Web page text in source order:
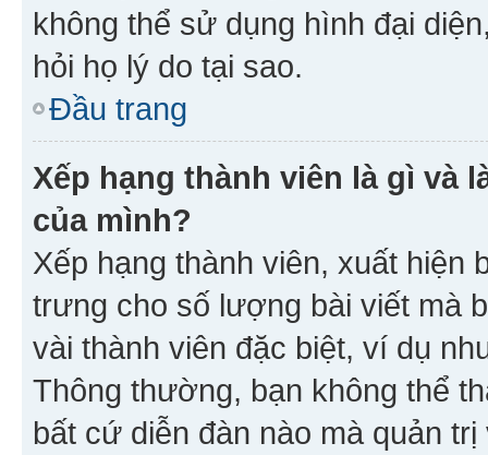
không thể sử dụng hình đại
hỏi họ lý do tại sao.
Đầu trang
Xếp hạng thành viên là gì và
của mình?
Xếp hạng thành viên, xuất
trưng cho số lượng bài viết mà
vài thành viên đặc biệt, ví dụ
Thông thường, bạn không thể
bất cứ diễn đàn nào mà quản